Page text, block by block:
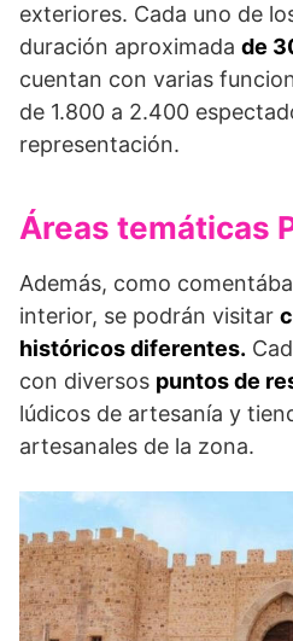
exteriores. Cada uno de
duración aproximada de
cuentan con varias
de 1.800 a 2.400
representación.
Áreas temáticas
Además, como
interior, se podrán visitar
históricos diferentes.
con diversos puntos de
lúdicos de artesanía y
artesanales de la zona.